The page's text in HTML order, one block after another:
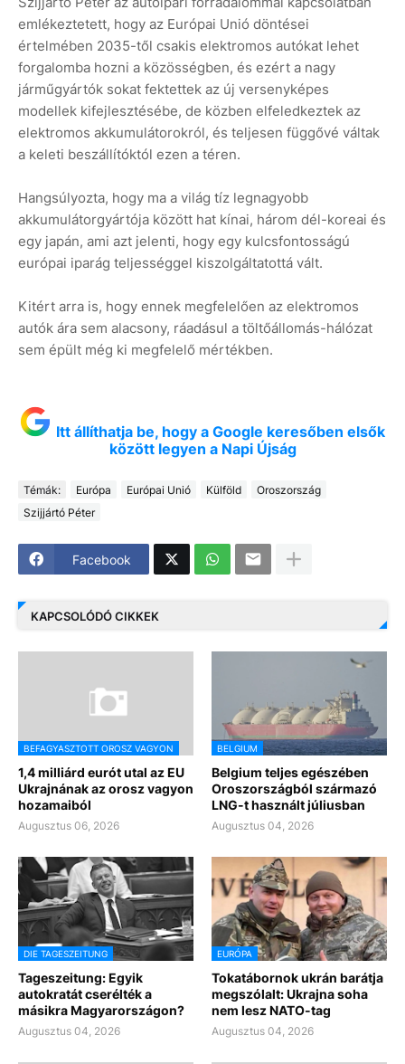
emlékeztetett, hogy az Európai Unió döntései
értelmében 2035-től csakis elektromos autókat lehet
forgalomba hozni a közösségben, és ezért a nagy
járműgyártók sokat fektettek az új versenyképes
modellek kifejlesztésébe, de közben elfeledkeztek az
elektromos akkumulátorokról, és teljesen függővé váltak
a keleti beszállítóktól ezen a téren.
Hangsúlyozta, hogy ma a világ tíz legnagyobb
akkumulátorgyártója között hat kínai, három dél-koreai és
egy japán, ami azt jelenti, hogy egy kulcsfontosságú
európai iparág teljességgel kiszolgáltatottá vált.
Kitért arra is, hogy ennek megfelelően az elektromos
autók ára sem alacsony, ráadásul a töltőállomás-hálózat
sem épült még ki megfelelő mértékben.
Itt állíthatja be, hogy a Google keresőben elsők
között legyen a Napi Újság
Témák: Európa Európai Unió Külföld
Oroszország
Szijjártó Péter
Facebook
KAPCSOLÓDÓ CIKKEK
BEFAGYASZTOTT OROSZ VAGYON
1,4 milliárd eurót utal az EU
Ukrajnának az orosz vagyon
hozamaiból
Augusztus 06, 2026
BELGIUM
Belgium teljes egészében
Oroszországból származó
LNG-t használt júliusban
Augusztus 04, 2026
DIE TAGESZEITUNG
Tageszeitung: Egyik
autokratát cserélték a
másikra Magyarországon?
Augusztus 04, 2026
EURÓPA
Tokatábornok ukrán barátja
megszólalt: Ukrajna soha
nem lesz NATO-tag
Augusztus 04, 2026